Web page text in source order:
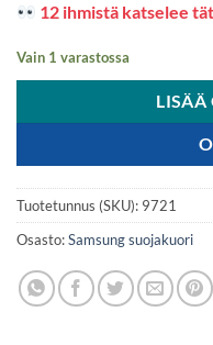
12 ihmistä katselee
Vain 1 varastossa
LISÄÄ
Tuotetunnus (SKU): 9721
Osasto:Samsung suojakuori